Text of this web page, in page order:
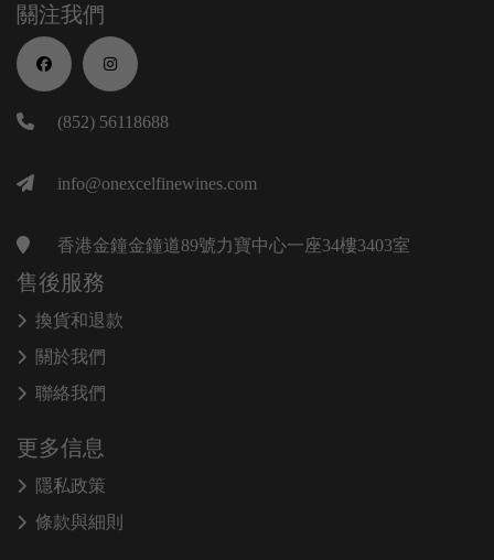
關注我們
(852) 56118688
info@onexcelfinewines.com
香港金鐘金鐘道89號力寶中心一座34樓3403室
售後服務
換貨和退款
關於我們
聯絡我們
更多信息
隱私政策
條款與細則